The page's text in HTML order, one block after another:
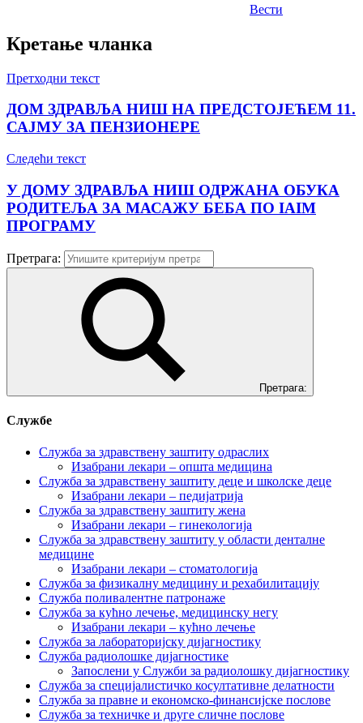
Вести
Кретање чланка
Претходни текст
ДОМ ЗДРАВЉА НИШ НА ПРЕДСТОЈЕЋЕМ 11.
САЈМУ ЗА ПЕНЗИОНЕРЕ
Следећи текст
У ДОМУ ЗДРАВЉА НИШ ОДРЖАНА ОБУКА
РОДИТЕЉА ЗА МАСАЖУ БЕБА ПО IAIM
ПРОГРАМУ
Претрага:
Претрага:
Службе
Служба за здравствену заштиту одраслих
Изабрани лекари – општа медицина
Служба за здравствену заштиту деце и школске деце
Изабрани лекари – педијатрија
Служба за здравствену заштиту жена
Изабрани лекари – гинекологија
Служба за здравствену заштиту у области денталне
медицине
Изабрани лекари – стоматологија
Служба за физикалну медицину и рехабилитацију
Служба поливалентне патронаже
Служба за кућно лечење, медицинску негу
Изабрани лекари – кућно лечење
Служба за лабораторијску дијагностику
Служба радиолошке дијагностике
Запослени у Служби за радиолошку дијагностику
Служба за специјалистичко косултативне делатности
Служба за правне и економско-финансијске послове
Служба за техничке и друге сличне послове